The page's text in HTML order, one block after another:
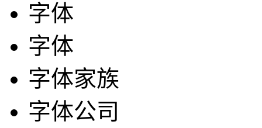
字体
字体
字体家族
字体公司